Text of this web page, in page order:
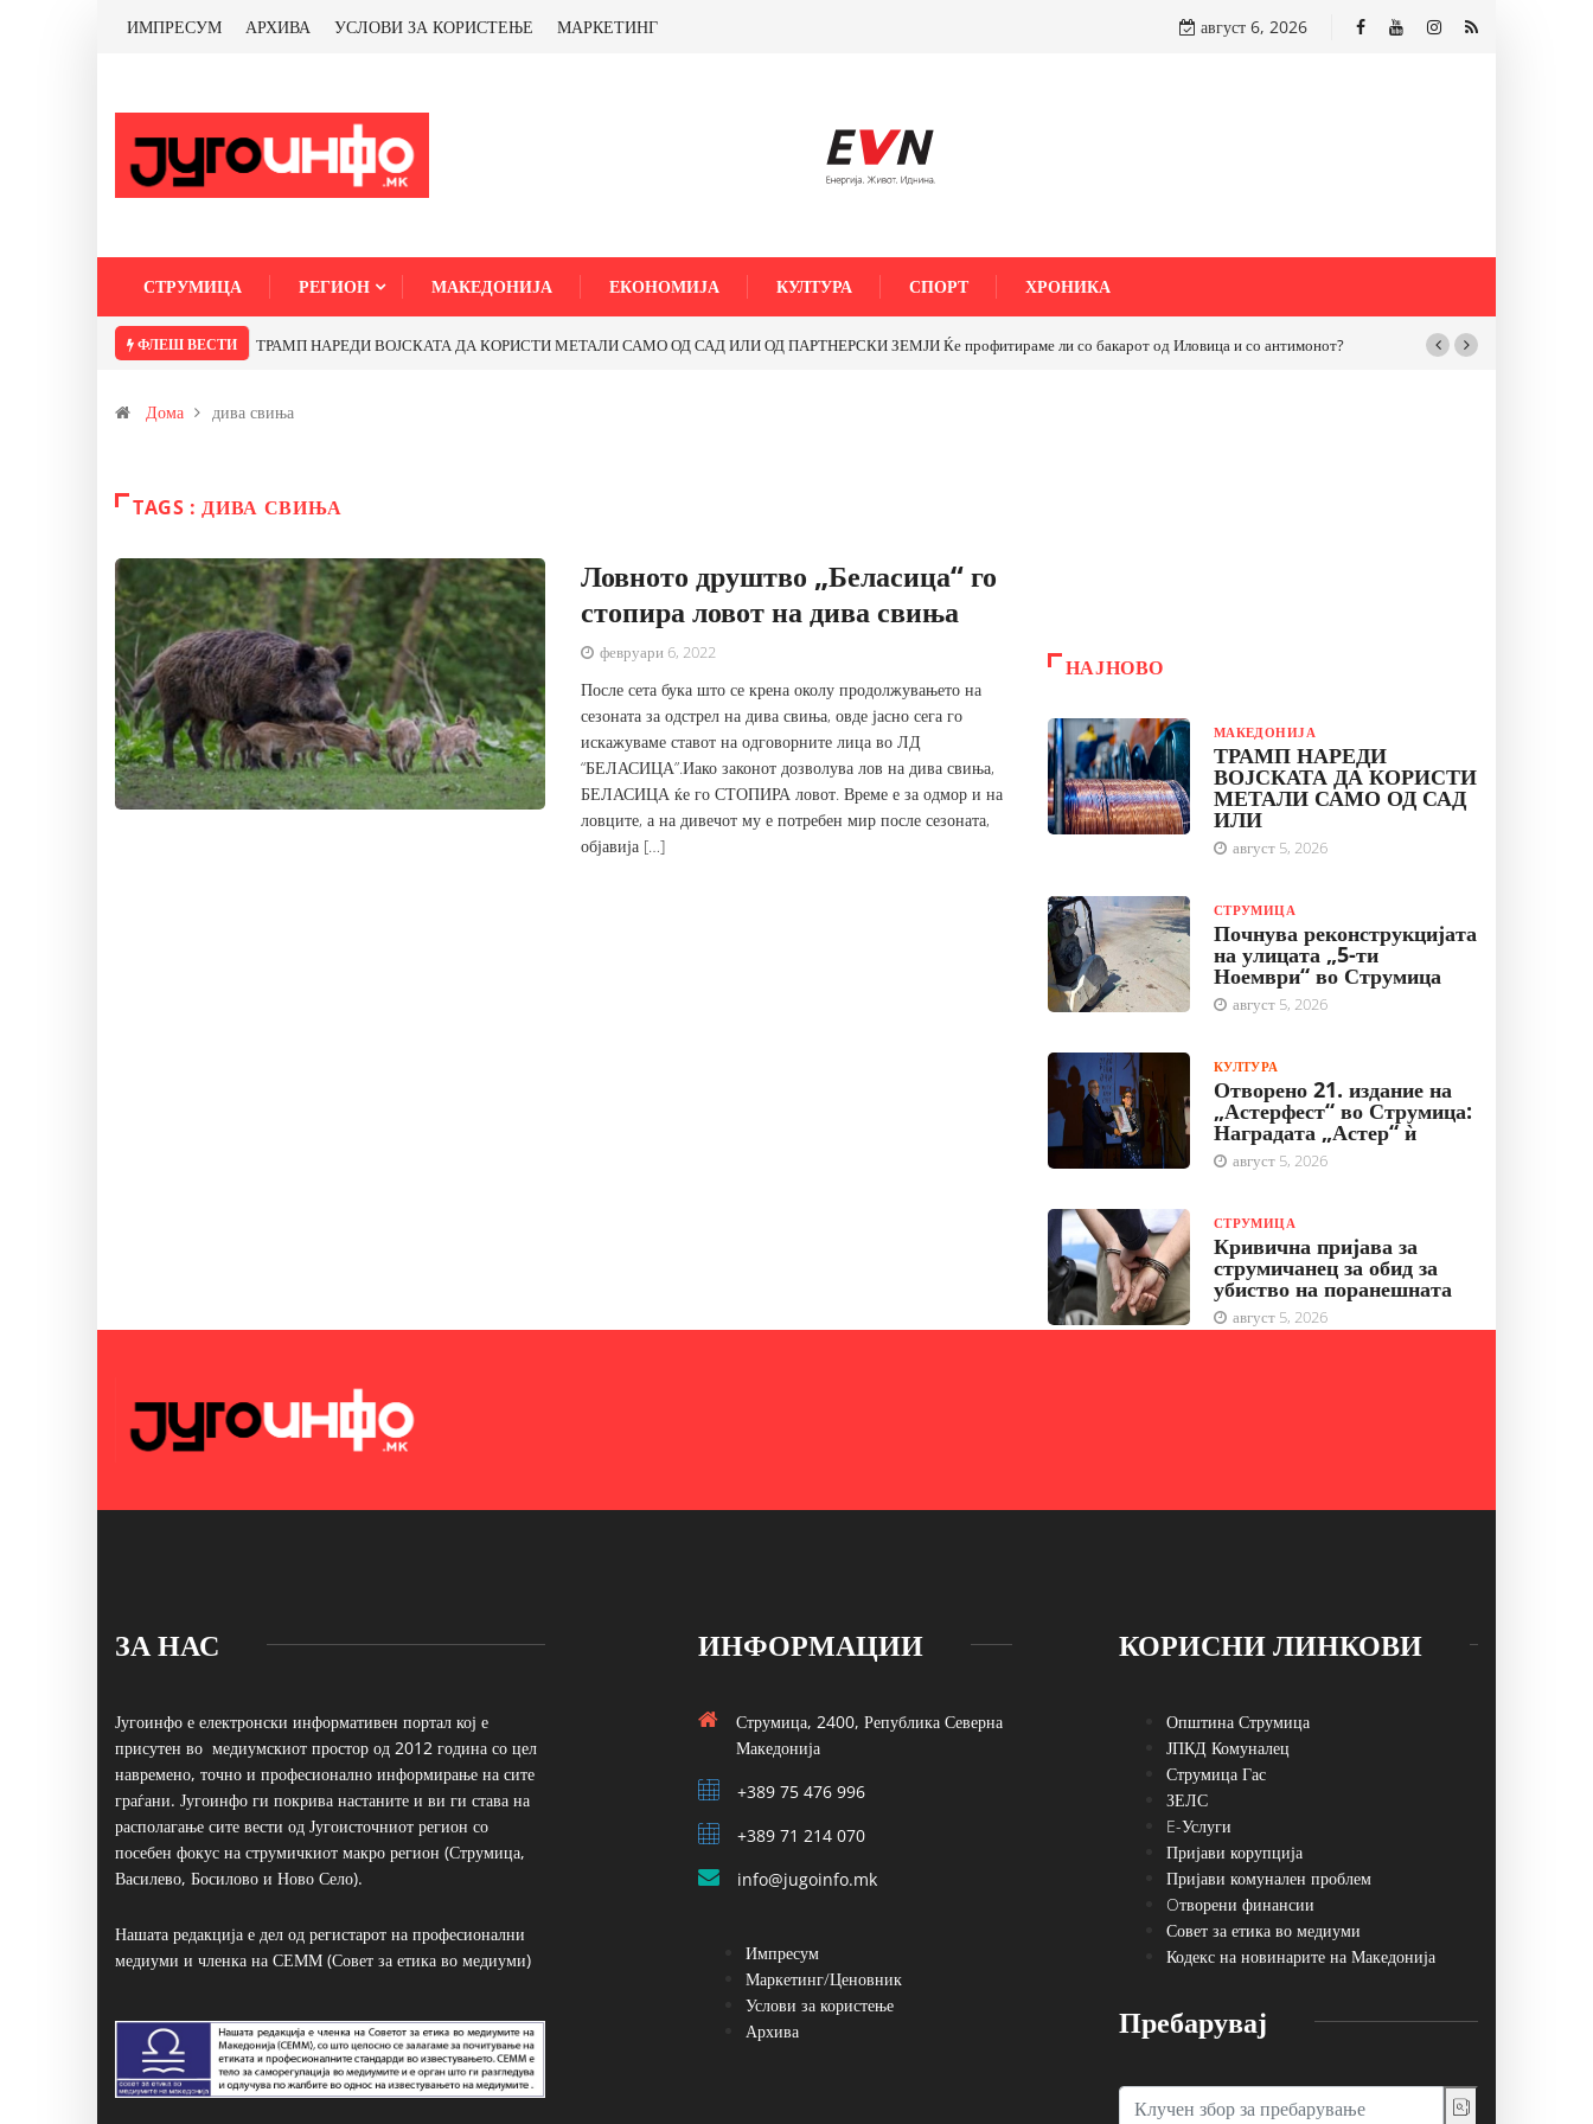
ИМПРЕСУМ АРХИВА УСЛОВИ ЗА КОРИСТЕЊЕ МАРКЕТИНГ август 6, 2026
СТРУМИЦА РЕГИОН МАКЕДОНИЈА ЕКОНОМИЈА КУЛТУРА СПОРТ ХРОНИКА
ФЛЕШ ВЕСТИ ТРАМП НАРЕДИ ВОЈСКАТА ДА КОРИСТИ МЕТАЛИ САМО ОД САД ИЛИ ОД ПАРТНЕРСКИ ЗЕМЈИ Ќе профитираме ли со бакарот од Иловица и со антимонот?
Дома дива свиња
TAGS : ДИВА СВИЊА
Ловното друштво „Беласица“ го
стопира ловот на дива свиња
февруари 6, 2022
После сета бука што се крена околу продолжувањето на
сезоната за одстрел на дива свиња, овде јасно сега го
искажуваме ставот на одговорните лица во ЛД
“БЕЛАСИЦА”.Иако законот дозволува лов на дива свиња,
БЕЛАСИЦА ќе го СТОПИРА ловот. Време е за одмор и на
ловците, а на дивечот му е потребен мир после сезоната,
објавија […]
НАЈНОВО
МАКЕДОНИЈА
ТРАМП НАРЕДИ
ВОЈСКАТА ДА КОРИСТИ
МЕТАЛИ САМО ОД САД
ИЛИ
август 5, 2026
СТРУМИЦА
Почнува реконструкцијата
на улицата „5-ти
Ноември“ во Струмица
август 5, 2026
КУЛТУРА
Отворено 21. издание на
„Астерфест“ во Струмица:
Наградата „Астер“ ѝ
август 5, 2026
СТРУМИЦА
Кривична пријава за
струмичанец за обид за
убиство на поранешната
август 5, 2026
ЗА НАС
Југоинфо е електронски информативен портал кој е
присутен во медиумскиот простор од 2012 година со цел
навремено, точно и професионално информирање на сите
граѓани. Југоинфо ги покрива настаните и ви ги става на
располагање сите вести од Југоисточниот регион со
посебен фокус на струмичкиот макро регион (Струмица,
Василево, Босилово и Ново Село).
Нашата редакција е дел од регистарот на професионални
медиуми и членка на СЕММ (Совет за етика во медиуми)
ИНФОРМАЦИИ
Струмица, 2400, Република Северна
Македонија
+389 75 476 996
+389 71 214 070
info@jugoinfo.mk
Импресум
Маркетинг/Ценовник
Услови за користење
Архива
КОРИСНИ ЛИНКОВИ
Општина Струмица
ЈПКД Комуналец
Струмица Гас
ЗЕЛС
E-Услуги
Пријави корупција
Пријави комунален проблем
Oтворени финансии
Совет за етика во медиуми
Кодекс на новинарите на Македонија
Пребарувај